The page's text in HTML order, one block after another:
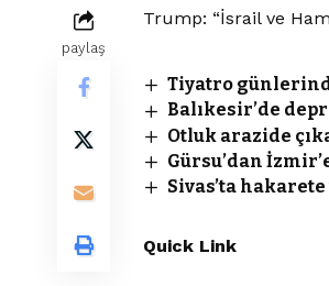
paylaş
Trump: “İsrail ve
Tiyatro
Balıkesir’de
Otluk arazide
Gürsu’dan
Sivas’ta
Quick Link